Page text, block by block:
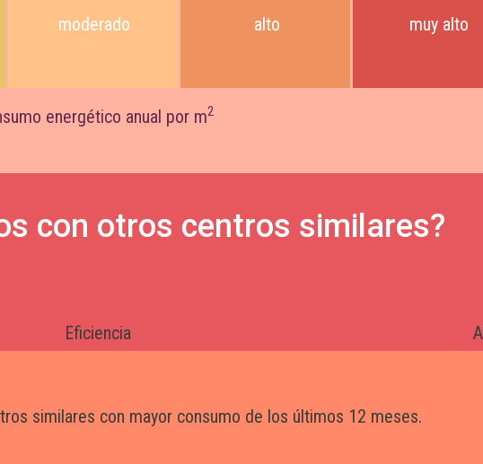
moderado alto muy alto
energético anual por m2
con otros centros similares?
Eficiencia
similares con mayor consumo de los últimos 12 meses.